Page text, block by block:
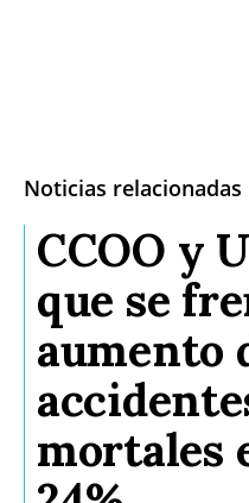
Noticias relacionadas
CCOO y
que se
aumento
mortales